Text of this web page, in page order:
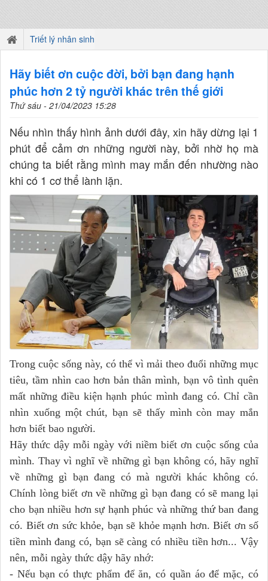
Triết lý nhân sinh
Hãy biết ơn cuộc đời, bởi bạn đang hạnh
phúc hơn 2 tỷ người khác trên thế giới
Thứ sáu - 21/04/2023 15:28
Nếu nhìn thấy hình ảnh dưới đây, xin hãy dừng lại 1
phút để cảm ơn những người này, bởi nhờ họ mà
chúng ta biết rằng mình may mắn đến nhường nào
khi có 1 cơ thể lành lặn.
Trong cuộc sống này, có thể vì mải theo đuổi những mục
tiêu, tầm nhìn cao hơn bản thân mình, bạn vô tình quên
mất những điều kiện hạnh phúc mình đang có. Chỉ cần
nhìn xuống một chút, bạn sẽ thấy mình còn may mắn
hơn biết bao người.
Hãy thức dậy mỗi ngày với niềm biết ơn cuộc sống của
mình. Thay vì nghĩ về những gì bạn không có, hãy nghĩ
về những gì bạn đang có mà người khác không có.
Chính lòng biết ơn về những gì bạn đang có sẽ mang lại
cho bạn nhiều hơn sự hạnh phúc và những thứ ban đang
có. Biết ơn sức khỏe, bạn sẽ khỏe mạnh hơn. Biết ơn số
tiền mình đang có, bạn sẽ càng có nhiều tiền hơn... Vậy
nên, mỗi ngày thức dậy hãy nhớ:
- Nếu bạn có thực phẩm để ăn, có quần áo để mặc, có